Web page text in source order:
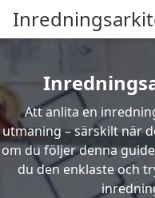
Att anlita en
utmaning – särskilt när
om du följer denna
du den enklaste och